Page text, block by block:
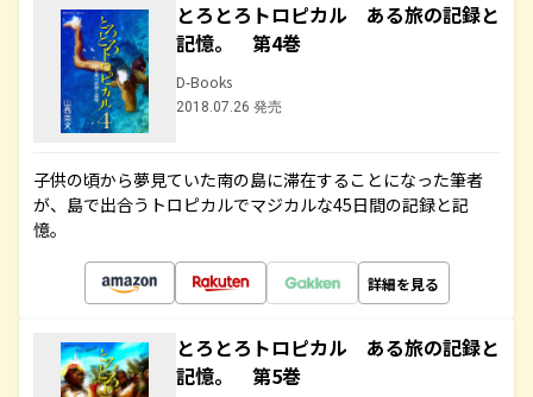
とろとろトロピカル ある旅の記録と
記憶。 第4巻
D-Books
2018.07.26 発売
子供の頃から夢見ていた南の島に滞在することになった筆者
が、島で出合うトロピカルでマジカルな45日間の記録と記
憶。
詳細を見る
とろとろトロピカル ある旅の記録と
記憶。 第5巻